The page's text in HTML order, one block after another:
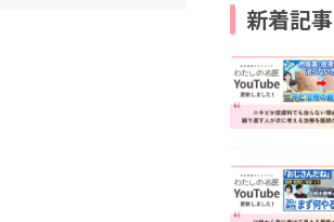
新着記事